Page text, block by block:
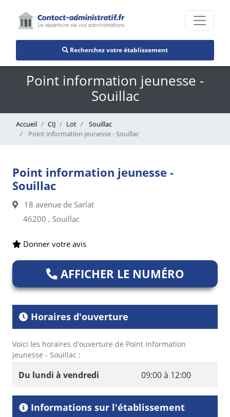
Recherchez votre établissement
Point information jeunesse -
Souillac
Accueil CIJ Lot
Souillac
Point information jeunesse - Souillac
Point information jeunesse -
Souillac
18 avenue de Sarlat
46200 , Souillac
Donner votre avis
AFFICHER LE NUMÉRO
Horaires d'ouverture
Voici les horaires d'ouverture de Point information
jeunesse - Souillac :
Du lundi à vendredi 09:00 à 12:00
Informations sur l'établissement